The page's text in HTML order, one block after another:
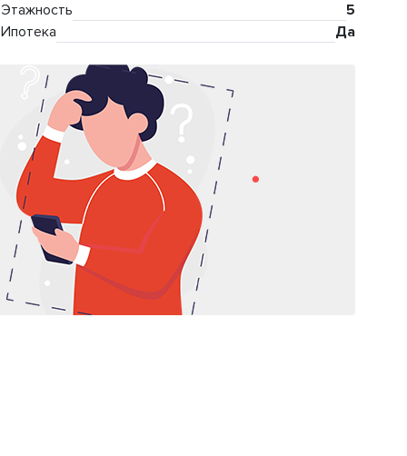
Этажность
5
Ипотека
Да